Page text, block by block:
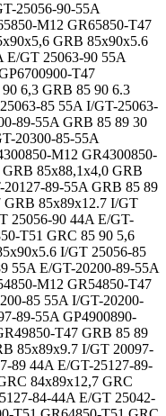
25056-90-55A
M12 GR65850-T47
GRB 85x90x5.6
E/GT 25063-90 55A
T47
6,3 GRB 85 90 6.3
85 55A I/GT-25063-
89-55A GRB 85 89 30
20300-85-55A
M12 GR4300850-
85x88,1x4,0 GRB
89-55A GRB 85 89
GRB 85x89x12.7 I/GT
25056-90 44A E/GT-
T51 GRC 85 90 5,6
I/GT 25056-85
55A E/GT-20200-89-55A
M12 GR54850-T47
85 55A I/GT-20200-
89-55A GP4900890-
T47 GRB 85 89
85x89x9.7 I/GT 20097-
89 44A E/GT-25127-89-
84x89x12,7 GRC
84-44A E/GT 25042-